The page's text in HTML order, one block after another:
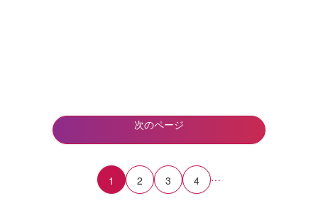
次のページ
1 2 3 4 …